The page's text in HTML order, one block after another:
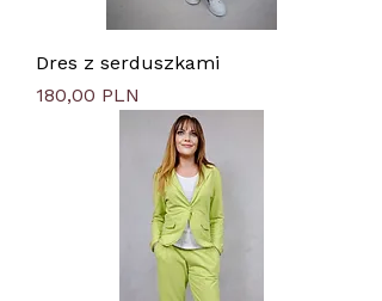
Dres z serduszkami
Цена
180,00 PLN